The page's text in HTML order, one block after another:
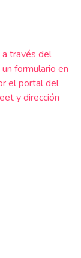
a través del
formulario en
el portal del
y dirección